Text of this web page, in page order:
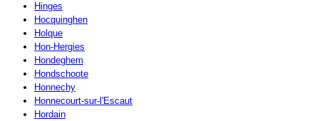
Hinges
Hocquinghen
Holque
Hon-Hergies
Hondeghem
Hondschoote
Honnechy
Honnecourt-sur-l'Escaut
Hordain